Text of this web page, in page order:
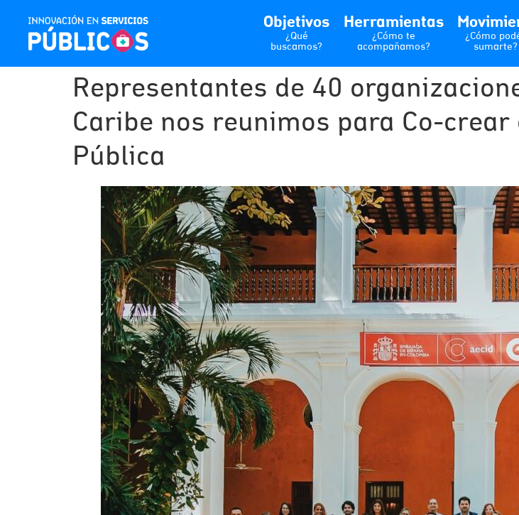
Objetivos
¿Qué
buscamos?
Herramientas
¿Cómo te
acompañamos?
¿Cómo
sumarte?
Representantes de 40
Caribe nos reunimos para Co-
Pública